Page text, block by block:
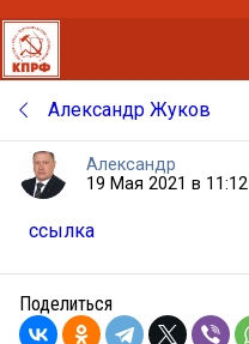
Александр Жуков
Александр
19 Мая 2021 в 11:12
ссылка
Поделиться